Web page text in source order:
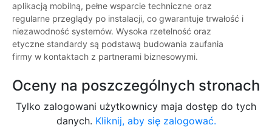
aplikacją mobilną, pełne wsparcie techniczne oraz
regularne przeglądy po instalacji, co gwarantuje trwałość i
niezawodność systemów. Wysoka rzetelność oraz
etyczne standardy są podstawą budowania zaufania
firmy w kontaktach z partnerami biznesowymi.
Oceny na poszczególnych stronach
Tylko zalogowani użytkownicy maja dostęp do tych
danych. Kliknij, aby się zalogować.